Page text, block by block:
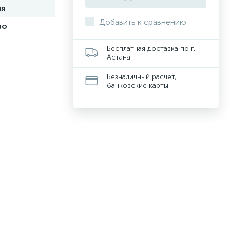
Добавить к сравнению
Бесплатная доставка по г.
Астана
Безналичный расчет,
банковские карты